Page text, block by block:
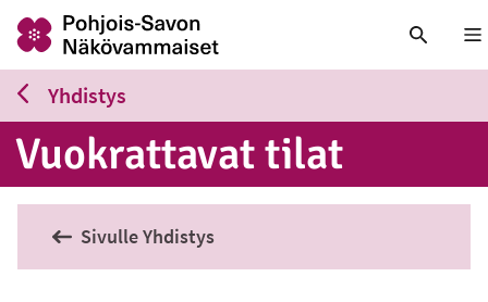
Yhdistys
Vuo­krat­ta­vat tilat
Sivulle Yhdistys